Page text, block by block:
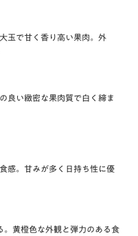
玉で甘く香り高い果肉。外
良い緻密な果肉質で白く締ま
感。甘みが多く日持ち性に優
。黄橙色な外観と弾力のある食